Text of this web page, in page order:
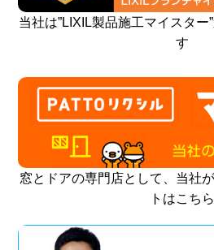
当社は”LIXIL製品施工マイスタ
す
窓とドアの専門店として、当社
トはこちら